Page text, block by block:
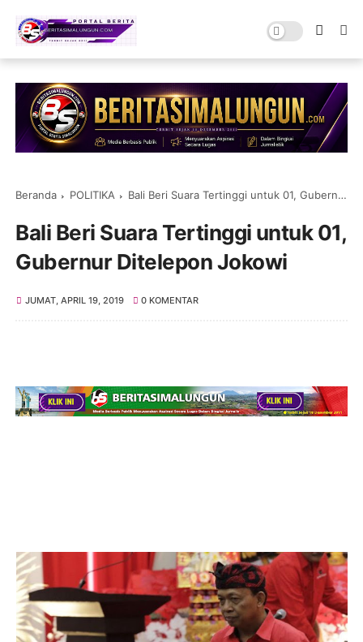
Beranda POLITIKA Bali Beri Suara Tertinggi untuk 01, Gubernur Ditelepon Jokowi
Bali Beri Suara Tertinggi untuk 01,
Gubernur Ditelepon Jokowi
JUMAT, APRIL 19, 2019 0 KOMENTAR